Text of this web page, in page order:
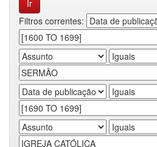
Filtros correntes: